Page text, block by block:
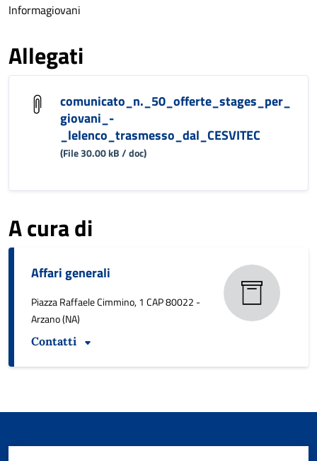
Informagiovani
Allegati
comunicato_n._50_offerte_stages_per_
giovani_-
_lelenco_trasmesso_dal_CESVITEC
(File 30.00 kB / doc)
A cura di
Affari generali
Piazza Raffaele Cimmino, 1 CAP 80022 -
Arzano (NA)
Contatti